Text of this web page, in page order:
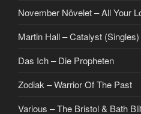
November Növelet – All Your
Martin Hall – Catalyst (Singles)
Das Ich – Die Propheten
Zodiak – Warrior Of The Past
Various – The Bristol & Bath